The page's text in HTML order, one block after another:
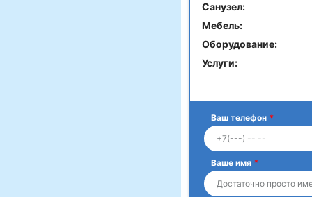
Санузел:
Мебель:
Оборудование:
Услуги:
Ваш телефон *
Ваше имя *